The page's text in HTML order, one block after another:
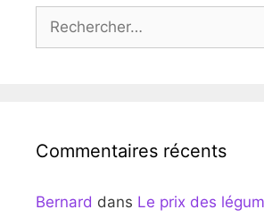
Commentaires récents
Bernard dans Le prix des